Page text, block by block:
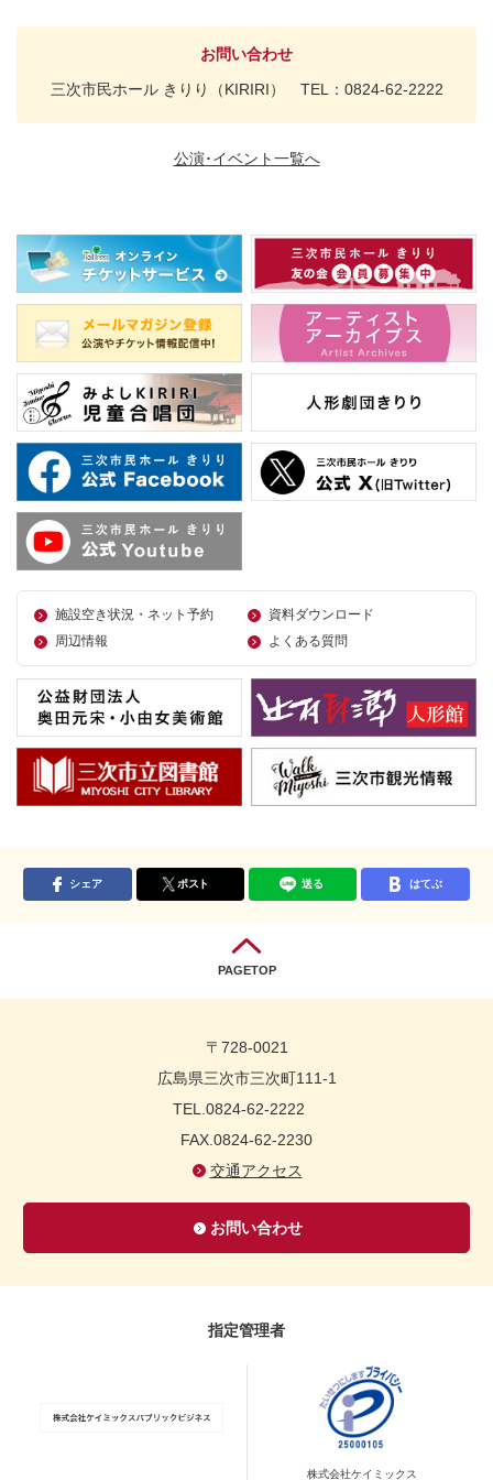
お問い合わせ
三次市民ホール きりり（KIRIRI） TEL：0824-62-2222
公演･イベント一覧へ
施設空き状況・ネット予約
資料ダウンロード
周辺情報
よくある質問
シェア ポスト 送る はてぶ
PAGETOP
〒728-0021
広島県三次市三次町111-1
TEL.0824-62-2222
FAX.0824-62-2230
交通アクセス
お問い合わせ
指定管理者
株式会社ケイミックス